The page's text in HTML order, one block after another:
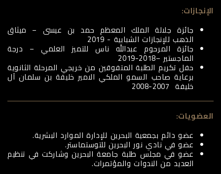
الإنجازات:
جائزة جلالة الملك المعظم حمد بن عيسى – ميثاق
الذهب للإنجازات الشبابية - 2019
جائزة المرحوم عبدالله ناس للتميز العلمي – درجة
الماجستير –2018-2019
حفل تكريم الطلبة المتفوقين من خريجي المرحلة الثانوية
برعاية صاحب السمو الملكي الامير خليفة بن سلمان آل
خليفة 2007-2008
العضويات:
عضو دائم بجمعية البحرين للإدارة الموارد البشرية.
عضو في نادي نور البحرين للتوستماستر.
عضو في مجلس طلبة جامعة البحرين وشاركت في تنظيم
العديد من الندوات والمؤتمرات.